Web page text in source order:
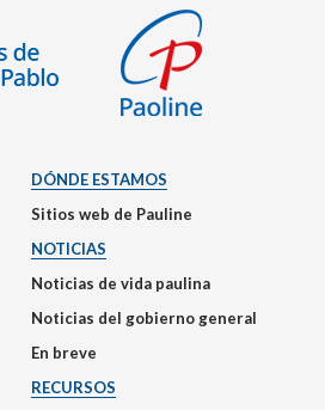
DÓNDE ESTAMOS
Sitios web de Pauline
NOTICIAS
Noticias de vida paulina
Noticias del gobierno general
En breve
RECURSOS